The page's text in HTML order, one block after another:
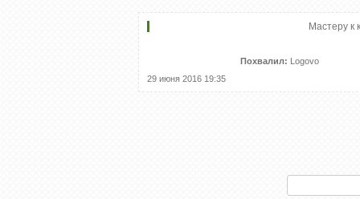
Мастеру к
Похвалил: Logovo
29 июня 2016 19:35